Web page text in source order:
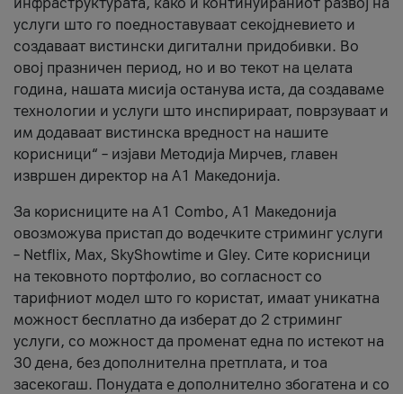
услуги што го поедноставуваат секојдневието и
создаваат вистински дигитални придобивки. Во
овој празничен период, но и во текот на целата
година, нашата мисија останува иста, да создаваме
технологии и услуги што инспирираат, поврзуваат и
им додаваат вистинска вредност на нашите
корисници“ – изјави Методија Мирчев, главен
извршен директор на А1 Македонија.
За корисниците на A1 Combo, А1 Македонија
овозможува пристап до водечките стриминг услуги
– Netflix, Max, SkyShowtime и Gley. Сите корисници
на тековното портфолио, во согласност со
тарифниот модел што го користат, имаат уникатна
можност бесплатно да изберат до 2 стриминг
услуги, со можност да променат една по истекот на
30 дена, без дополнителна претплата, и тоа
засекогаш. Понудата е дополнително збогатена и со